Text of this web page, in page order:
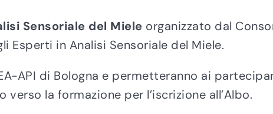
Sensoriale del Miele organizzato dal
Esperti in Analisi Sensoriale del Miele.
API di Bologna e permetteranno ai
la formazione per l’iscrizione all’Albo.